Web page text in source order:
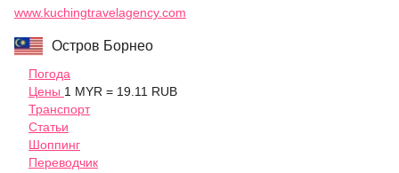
www.kuchingtravelagency.com
Остров Борнео
Погода
Цены 1 MYR = 19.11 RUB
Транспорт
Статьи
Шоппинг
Переводчик